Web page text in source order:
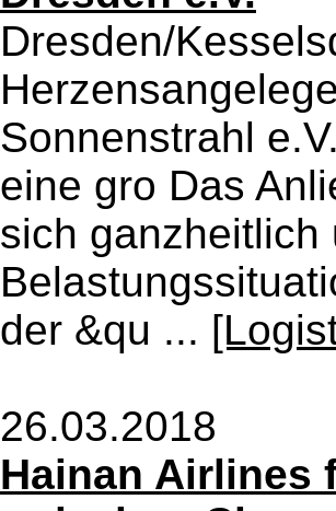
Dresden/
Sonnenstrahl
eine gro Das
sich ganzheitlich
der &qu ...
26.03.2018
Hainan Airlines